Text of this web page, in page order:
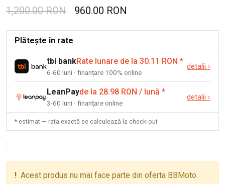
1,200.00 RON 960.00 RON
Plătește în rate
tbi bankRate lunare de la 30.11 RON *
6-60 luni · finanțare 100% online
detalii ›
LeanPayde la 28.98 RON / lună *
3-60 luni · finanțare online
detalii ›
* estimat — rata exactă se calculează la check-out
:
! Acest produs nu mai face parte din oferta BBMoto.